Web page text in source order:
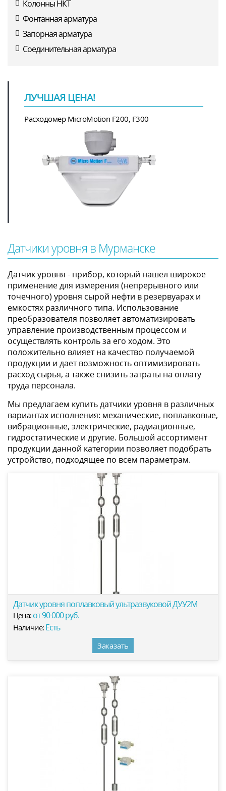
Колонны НКТ
Фонтанная арматура
Запорная арматура
Соединительная арматура
ЛУЧШАЯ ЦЕНА!
Расходомер MicroMotion F200, F300
Датчики уровня в Мурманске
Датчик уровня - прибор, который нашел широкое
применение для измерения (непрерывного или
точечного) уровня сырой нефти в резервуарах и
емкостях различного типа. Использование
преобразователя позволяет автоматизировать
управление производственным процессом и
осуществлять контроль за его ходом. Это
положительно влияет на качество получаемой
продукции и дает возможность оптимизировать
расход сырья, а также снизить затраты на оплату
труда персонала.
Мы предлагаем купить датчики уровня в различных
вариантах исполнения: механические, поплавковые,
вибрационные, электрические, радиационные,
гидростатические и другие. Большой ассортимент
продукции данной категории позволяет подобрать
устройство, подходящее по всем параметрам.
Датчик уровня поплавковый ультразвуковой ДУУ2М
Цена: от 90 000 руб.
Наличие: Есть
Заказать